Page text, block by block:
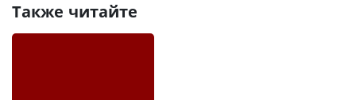
Также читайте